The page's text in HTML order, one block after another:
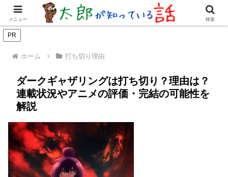
女優・俳優 有名人 youtuber 歌手・グループ ドラマ・
PR
ホーム 打ち切り理由
ダークギャザリングは打ち切り？理由は？
連載状況やアニメの評価・完結の可能性を
解説
メニュー 検索